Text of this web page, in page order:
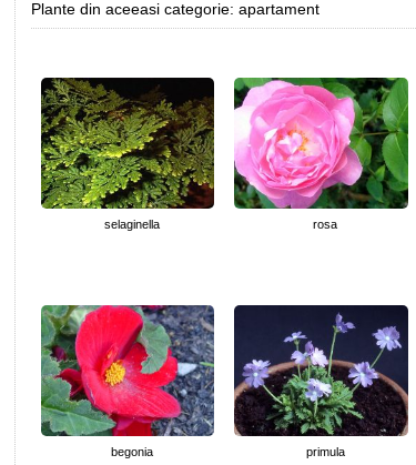
Plante din aceeasi categorie: apartament
selaginella rosa
begonia primula